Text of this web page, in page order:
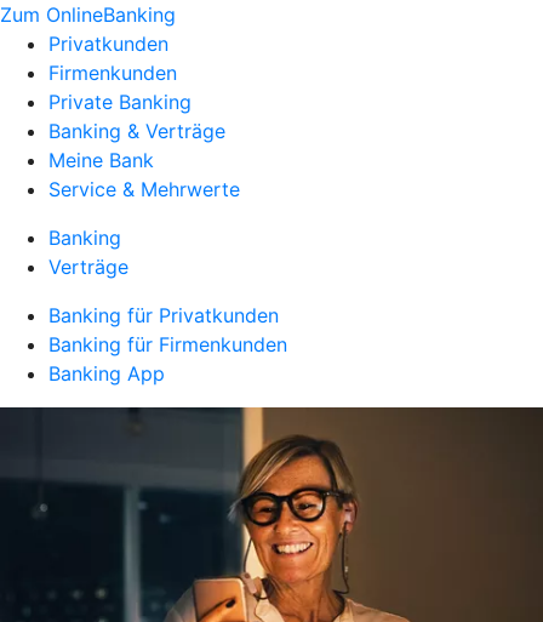
Zum OnlineBanking
Privatkunden
Firmenkunden
Private Banking
Banking & Verträge
Meine Bank
Service & Mehrwerte
Banking
Verträge
Banking für Privatkunden
Banking für Firmenkunden
Banking App